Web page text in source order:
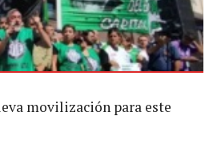
movilización para este